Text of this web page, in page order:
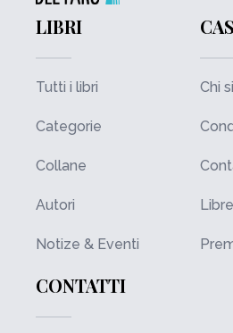
LIBRI
Tutti i libri
Categorie
Collane
Autori
Notize & Eventi
Chi
CONTATTI